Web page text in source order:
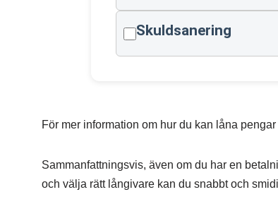
Skuldsanering
För mer information om hur du kan låna
Sammanfattningsvis, även om du har en
och välja rätt långivare kan du snabbt och